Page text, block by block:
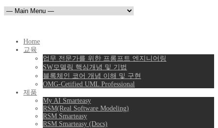
Home
교육
업무 전문가를 위한 프롬프트 엔지니어링
SW모델링 핵심개념 및 기법
블록체인 코어 개념 이해 및 구현
OMG-Cetified UML Professional
제품
My AI Smarteasy
RSM(Real Software Modeling)
RSM Smarteasy
RSM Smarteasy (Docs)